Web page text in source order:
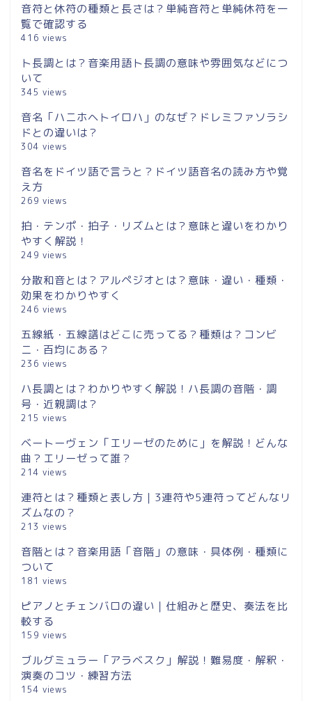
音符と休符の種類と長さは？単純音符と単純休符を一
覧で確認する
416 views
ト長調とは？音楽用語ト長調の意味や雰囲気などにつ
いて
345 views
音名「ハニホヘトイロハ」のなぜ？ドレミファソラシ
ドとの違いは？
304 views
音名をドイツ語で言うと？ドイツ語音名の読み方や覚
え方
269 views
拍・テンポ・拍子・リズムとは？意味と違いをわかり
やすく解説！
249 views
分散和音とは？アルペジオとは？意味・違い・種類・
効果をわかりやすく
246 views
五線紙・五線譜はどこに売ってる？種類は？コンビ
ニ・百均にある？
236 views
ハ長調とは？わかりやすく解説！ハ長調の音階・調
号・近親調は？
215 views
ベートーヴェン「エリーゼのために」を解説！どんな
曲？エリーゼって誰？
214 views
連符とは？種類と表し方｜3連符や5連符ってどんなリ
ズムなの？
213 views
音階とは？音楽用語「音階」の意味・具体例・種類に
ついて
181 views
ピアノとチェンバロの違い｜仕組みと歴史、奏法を比
較する
159 views
ブルグミュラー「アラベスク」解説！難易度・解釈・
演奏のコツ・練習方法
154 views